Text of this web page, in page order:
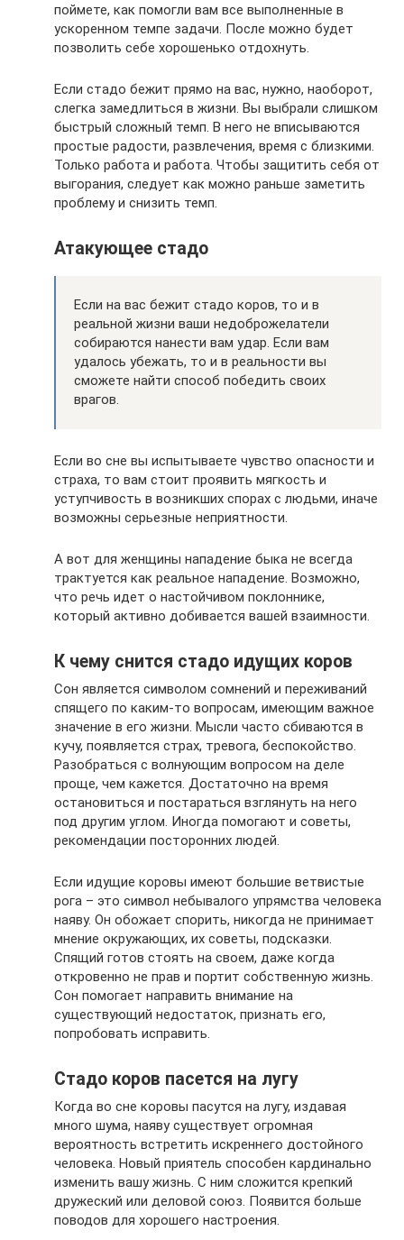
поймете, как помогли вам все выполненные в
ускоренном темпе задачи. После можно будет
позволить себе хорошенько отдохнуть.
Если стадо бежит прямо на вас, нужно, наоборот,
слегка замедлиться в жизни. Вы выбрали слишком
быстрый сложный темп. В него не вписываются
простые радости, развлечения, время с близкими.
Только работа и работа. Чтобы защитить себя от
выгорания, следует как можно раньше заметить
проблему и снизить темп.
Атакующее стадо
Если на вас бежит стадо коров, то и в
реальной жизни ваши недоброжелатели
собираются нанести вам удар. Если вам
удалось убежать, то и в реальности вы
сможете найти способ победить своих
врагов.
Если во сне вы испытываете чувство опасности и
страха, то вам стоит проявить мягкость и
уступчивость в возникших спорах с людьми, иначе
возможны серьезные неприятности.
А вот для женщины нападение быка не всегда
трактуется как реальное нападение. Возможно,
что речь идет о настойчивом поклоннике,
который активно добивается вашей взаимности.
К чему снится стадо идущих коров
Сон является символом сомнений и переживаний
спящего по каким-то вопросам, имеющим важное
значение в его жизни. Мысли часто сбиваются в
кучу, появляется страх, тревога, беспокойство.
Разобраться с волнующим вопросом на деле
проще, чем кажется. Достаточно на время
остановиться и постараться взглянуть на него
под другим углом. Иногда помогают и советы,
рекомендации посторонних людей.
Если идущие коровы имеют большие ветвистые
рога – это символ небывалого упрямства человека
наяву. Он обожает спорить, никогда не принимает
мнение окружающих, их советы, подсказки.
Спящий готов стоять на своем, даже когда
откровенно не прав и портит собственную жизнь.
Сон помогает направить внимание на
существующий недостаток, признать его,
попробовать исправить.
Стадо коров пасется на лугу
Когда во сне коровы пасутся на лугу, издавая
много шума, наяву существует огромная
вероятность встретить искреннего достойного
человека. Новый приятель способен кардинально
изменить вашу жизнь. С ним сложится крепкий
дружеский или деловой союз. Появится больше
поводов для хорошего настроения.